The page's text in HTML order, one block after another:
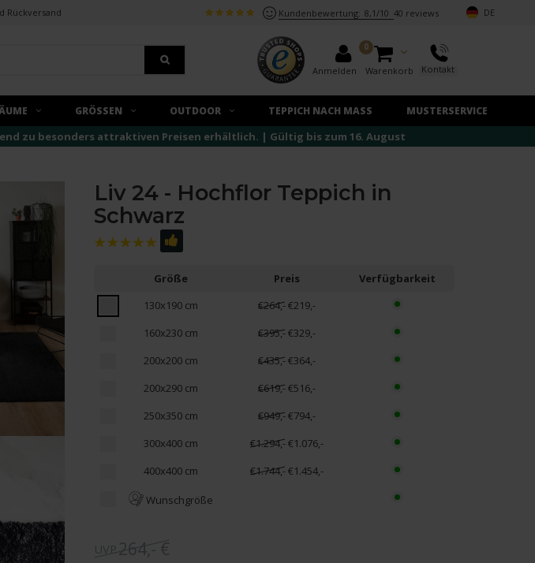
Rückversand Kundenbewertung: 8,1/10 40 reviews DE
Anmelden
0
Warenkorb Kontakt
GRÖSSEN OUTDOOR TEPPICH NACH MASS MUSTERSERVICE
zu besonders attraktiven Preisen erhältlich. | Gültig bis zum 16. August
Liv 24 - Hochflor Teppich in
Schwarz
Größe Preis
Verfügbarkeit
130x190 cm
€264,-€219,-
160x230 cm
€395,-€329,-
200x200 cm
€435,-€364,-
200x290 cm
€619,-€516,-
250x350 cm
€949,-€794,-
300x400 cm
€1.294,-€1.076,-
400x400 cm
€1.744,-€1.454,-
Wunschgröße
264,- €